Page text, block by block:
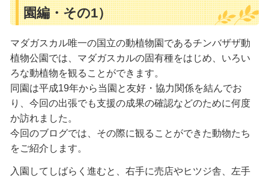
園編・その1）
マダガスカル唯一の国立の動植物園であるチンバザザ動
植物公園では、マダガスカルの固有種をはじめ、いろい
ろな動植物を観ることができます。
同園は平成19年から当園と友好・協力関係を結んでお
り、今回の出張でも支援の成果の確認などのために何度
か訪れました。
今回のブログでは、その際に観ることができた動物たち
をご紹介します。
入園してしばらく進むと、右手に売店やヒツジ舎、左手